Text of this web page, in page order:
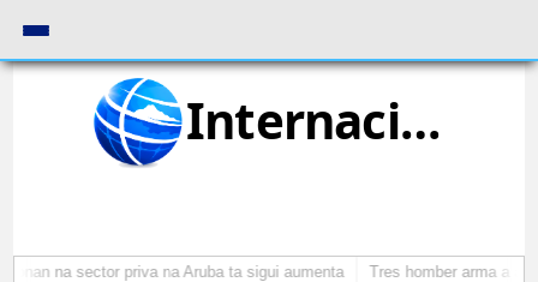
Internacional
na sector priva na Aruba ta sigui aumenta Tres homber arma a